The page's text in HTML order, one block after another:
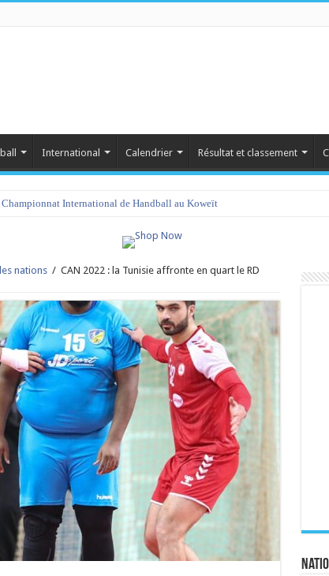
International Calendrier Résultat et classement
International de Handball au Koweït
nations / CAN 2022 : la Tunisie affronte en quart le RD